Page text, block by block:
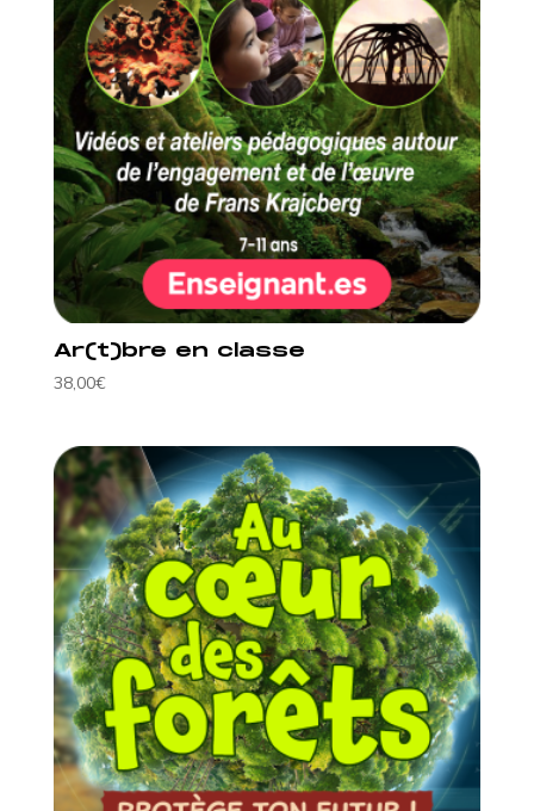
Ar(t)bre en classe
38,00€